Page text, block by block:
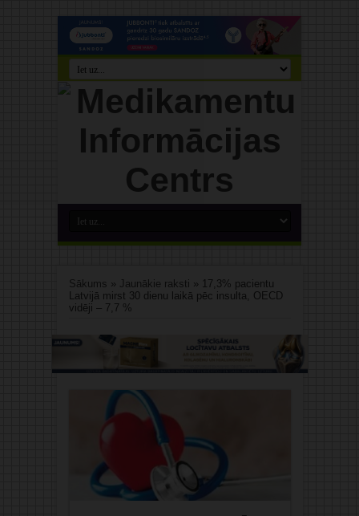
Sākums » Jaunākie raksti » 17,3% pacientu
Latvijā mirst 30 dienu laikā pēc insulta, OECD
vidēji – 7,7 %